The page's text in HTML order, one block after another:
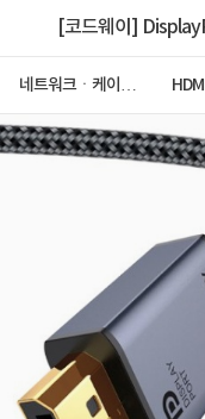
[코드웨이]
네트워크ㆍ케이블